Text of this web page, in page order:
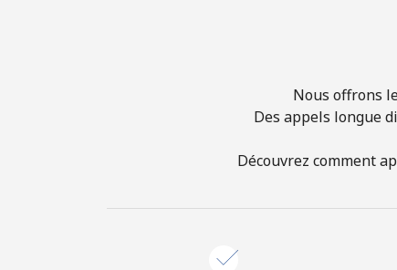
Nous offrons
Des appels longue
Découvrez comment